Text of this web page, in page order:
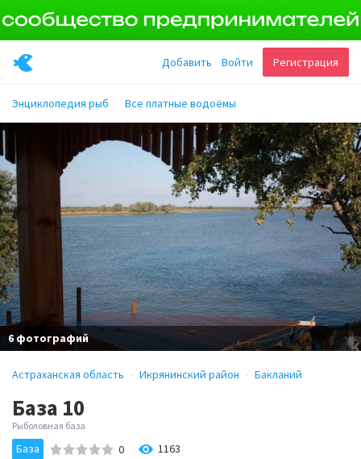
Регистрация
Войти
Добавить
Энциклопедия рыб Все платные водоёмы
6 фотографий
Астраханская область Икрянинский район Бакланий
База 10
Рыболовная база
База 0 1163